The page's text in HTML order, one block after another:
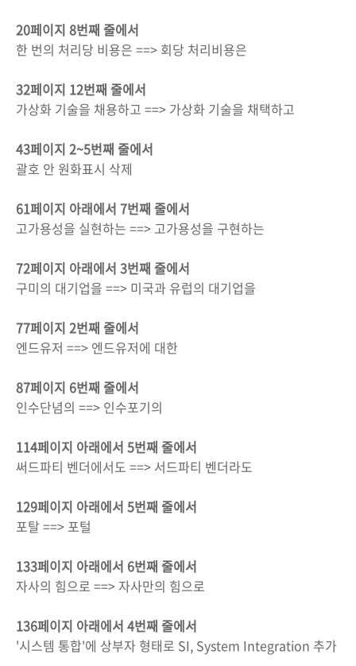
20페이지 8번째 줄에서
한 번의 처리당 비용은 ==> 회당 처리비용은
32페이지 12번째 줄에서
가상화 기술을 채용하고 ==> 가상화 기술을 채택하고
43페이지 2~5번째 줄에서
괄호 안 원화표시 삭제
61페이지 아래에서 7번째 줄에서
고가용성을 실현하는 ==> 고가용성을 구현하는
72페이지 아래에서 3번째 줄에서
구미의 대기업을 ==> 미국과 유럽의 대기업을
77페이지 2번째 줄에서
엔드유저 ==> 엔드유저에 대한
87페이지 6번째 줄에서
인수단념의 ==> 인수포기의
114페이지 아래에서 5번째 줄에서
써드파티 벤더에서도 ==> 서드파티 벤더라도
129페이지 아래에서 5번째 줄에서
포탈 ==> 포털
133페이지 아래에서 6번째 줄에서
자사의 힘으로 ==> 자사만의 힘으로
136페이지 아래에서 4번째 줄에서
'시스템 통합'에 상부자 형태로 SI, System Integration 추가